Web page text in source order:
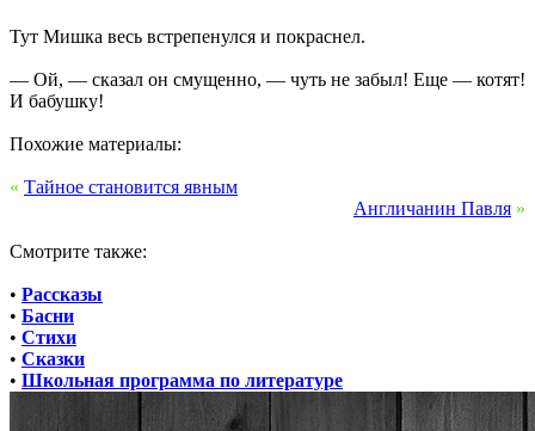
Тут Мишка весь встрепенулся и покраснел.
— Ой, — сказал он смущенно, — чуть не забыл! Еще — котят!
И бабушку!
Похожие материалы:
« Тайное становится явным
Англичанин Павля »
Смотрите также:
• Рассказы
• Басни
• Стихи
• Сказки
• Школьная программа по литературе